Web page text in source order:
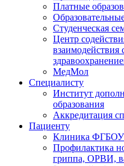
Платные
Студенческая
Центр
взаимодействия
МедМол
Специалисту
Институт
образования
Аккредитация
Пациенту
Клиника
Профилактика
гриппа, ОРВИ,